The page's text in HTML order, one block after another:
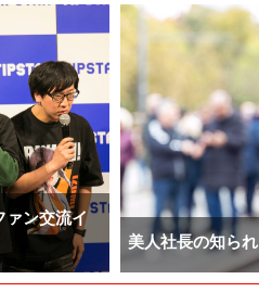
ァン交流イ
美人社長の知ら